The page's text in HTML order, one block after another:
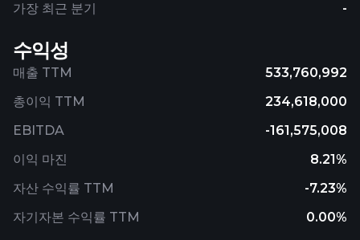
가장 최근 분기
-
수익성
매출 TTM
533,760,992
총이익 TTM
234,618,000
EBITDA
-161,575,008
이익 마진
8.21%
자산 수익률 TTM
-7.23%
자기자본 수익률 TTM
0.00%